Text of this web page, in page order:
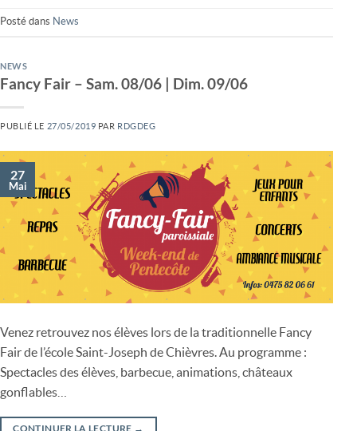
Posté dans News
NEWS
Fancy Fair – Sam. 08/06 | Dim. 09/06
PUBLIÉ LE 27/05/2019 PAR RDGDEG
27
Mai
Venez retrouvez nos élèves lors de la traditionnelle Fancy
Fair de l’école Saint-Joseph de Chièvres. Au programme :
Spectacles des élèves, barbecue, animations, châteaux
gonflables…
CONTINUER LA LECTURE →